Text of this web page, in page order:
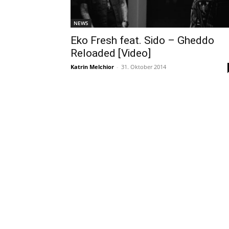
NEWS
Eko Fresh feat. Sido – Gheddo
Reloaded [Video]
Katrin Melchior - 31. Oktober 2014